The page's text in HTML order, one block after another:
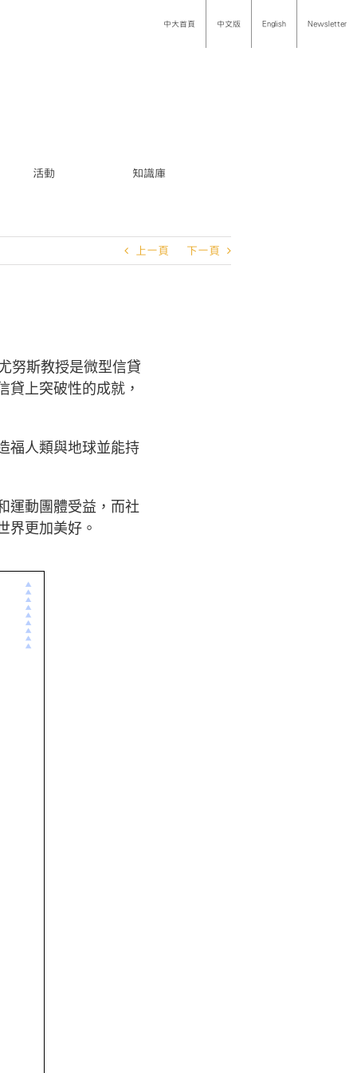
中大首頁 中文版 English Newsletter
活動 知識庫
上一頁 下一頁
努斯教授是微型信貸
貸上突破性的成就，
福人類與地球並能持
運動團體受益，而社
界更加美好。